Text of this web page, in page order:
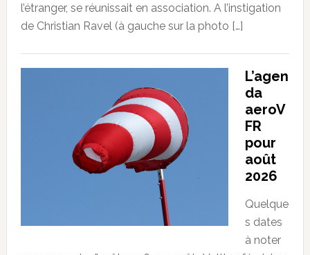
l’étranger, se réunissait en association. A l’instigation
de Christian Ravel (à gauche sur la photo […]
L’agen
da
aeroV
FR
pour
août
2026
Quelque
s dates
à noter